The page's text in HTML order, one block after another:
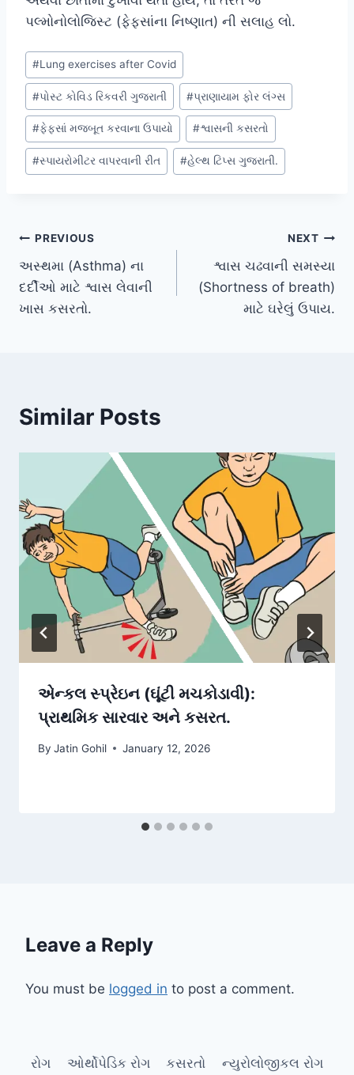
પલ્મોનોલોજિસ્ટ (ફેફસાંના નિષ્ણાત) ની સલાહ લો.
Post
Tags:
#Lung exercises after Covid
#પોસ્ટ કોવિડ રિકવરી ગુજરાતી #પ્રાણાયામ ફોર લંગ્સ
#ફેફસાં મજબૂત કરવાના ઉપાયો #શ્વાસની કસરતો
#સ્પાયરોમીટર વાપરવાની રીત #હેલ્થ ટિપ્સ ગુજરાતી.
Post
navigation
PREVIOUS
અસ્થમા (Asthma) ના
દર્દીઓ માટે શ્વાસ લેવાની
ખાસ કસરતો.
NEXT
શ્વાસ ચઢવાની સમસ્યા
(Shortness of breath)
માટે ઘરેલું ઉપાય.
Similar Posts
એન્કલ સ્પ્રેઇન (ઘૂંટી મચકોડાવી):
પ્રાથમિક સારવાર અને કસરત.
By Jatin Gohil January 12, 2026
Leave a Reply
You must be logged in to post a comment.
રોગ ઓર્થોપેડિક રોગ કસરતો ન્યુરોલોજીકલ રોગ